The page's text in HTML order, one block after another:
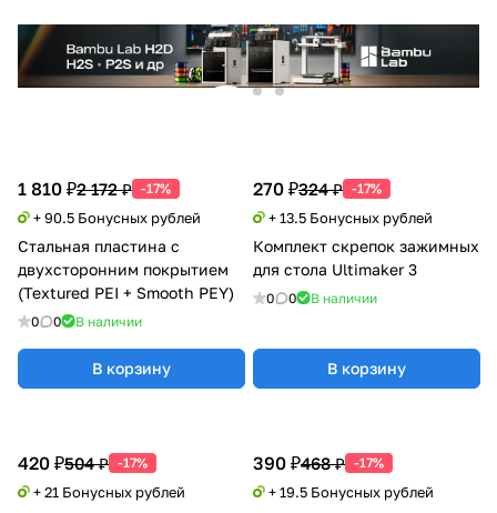
1 810 ₽2 172 ₽ -17%
+ 90.5 Бонусных рублей
Стальная пластина с
двухсторонним покрытием
(Textured PEI + Smooth PEY)
0 0 В наличии
В корзину
270 ₽324 ₽ -17%
+ 13.5 Бонусных рублей
Комплект скрепок зажимных
для стола Ultimaker 3
0 0 В наличии
В корзину
420 ₽504 ₽ -17%
+ 21 Бонусных рублей
390 ₽468 ₽ -17%
+ 19.5 Бонусных рублей